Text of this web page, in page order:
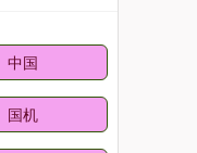
中国
国机